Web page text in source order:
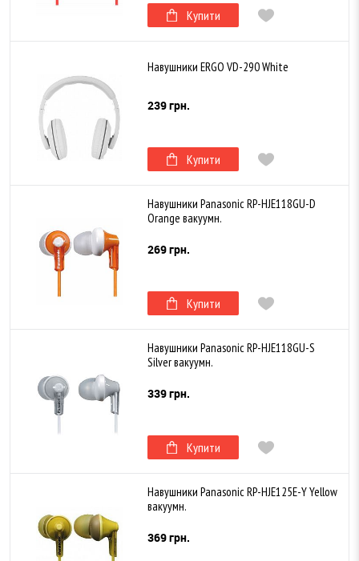
Купити
Навушники ERGO VD-290 White
239 грн.
Купити
Навушники Panasonic RP-HJE118GU-D
Orange вакуумн.
269 грн.
Купити
Навушники Panasonic RP-HJE118GU-S
Silver вакуумн.
339 грн.
Купити
Навушники Panasonic RP-HJE125E-Y Yellow
вакуумн.
369 грн.